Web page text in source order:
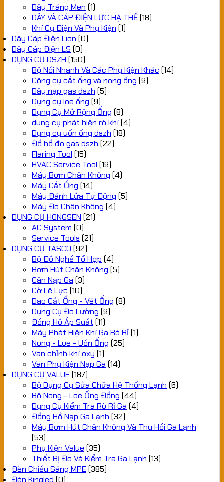
Dây Tráng Men (1)
DÂY VÀ CÁP ĐIỆN LỰC HẠ THẾ(18)
Khí Cụ Điện Và Phụ Kiện (1)
Dây Cáp Điện Lion (0)
Dây Cáp Điện LS (0)
DỤNG CỤ DSZH (150)
Bộ Nối Nhanh Và Các Phụ Kiện Khác (14)
Công cụ cắt ống và nong ống (9)
Dây nạp gas dszh (5)
Dụng cụ loe ống (9)
Dụng Cụ Mở Rộng Ống (8)
dung cụ phát hiện rò khí(4)
Dụng cụ uốn ống dszh (18)
Đồ hồ đo gas dszh (22)
Flaring Tool (15)
HVAC Service Tool (19)
Máy Bơm Chân Không (4)
Máy Cắt Ống (14)
Máy Đánh Lửa Tự Động (5)
Máy Đo Chân Không (4)
DỤNG CỤ HONGSEN (21)
AC System (0)
Service Tools (21)
DỤNG CỤ TASCO (92)
Bộ Đồ Nghề Tổ Hợp (4)
Bơm Hút Chân Không (5)
Cân Nạp Ga (3)
Cờ Lê Lực (10)
Dao Cắt Ống - Vét Ống (8)
Dụng Cụ Đo Lường (9)
Đồng Hồ Áp Suất (11)
Máy Phát Hiện Khí Ga Rò Rỉ(1)
Nong - Loe - Uốn Ống (25)
Van chỉnh khí oxy (1)
Van Phụ Kiện Nạp Ga (14)
DỤNG CỤ VALUE (187)
Bộ Dụng Cụ Sửa Chữa Hệ Thống Lạnh (6)
Bộ Nong - Loe Ống Đồng (44)
Dụng Cụ Kiểm Tra Rò Rỉ Ga (4)
Đồng Hồ Nạp Ga Lạnh (32)
Máy Bơm Hút Chân Không Và Thu Hồi Ga Lạnh
(53)
Phụ Kiện Value (35)
Thiết Bị Đo Và Kiểm Tra Ga Lạnh (13)
Đèn Chiếu Sáng MPE (385)
Đèn Kingled (0)